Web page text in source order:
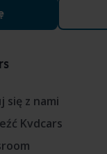
się z nami
Kvdcars